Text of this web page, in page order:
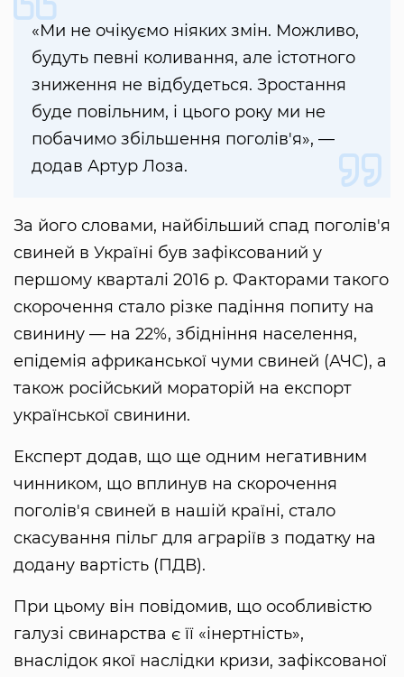
«Ми не очікуємо ніяких змін. Можливо,
будуть певні коливання, але істотного
зниження не відбудеться. Зростання
буде повільним, і цього року ми не
побачимо збільшення поголів'я», —
додав Артур Лоза.
За його словами, найбільший спад поголів'я
свиней в Україні був зафіксований у
першому кварталі 2016 р. Факторами такого
скорочення стало різке падіння попиту на
свинину — на 22%, збідніння населення,
епідемія африканської чуми свиней (АЧС), а
також російський мораторій на експорт
української свинини.
Експерт додав, що ще одним негативним
чинником, що вплинув на скорочення
поголів'я свиней в нашій країні, стало
скасування пільг для аграріїв з податку на
додану вартість (ПДВ).
При цьому він повідомив, що особливістю
галузі свинарства є її «інертність»,
внаслідок якої наслідки кризи, зафіксованої